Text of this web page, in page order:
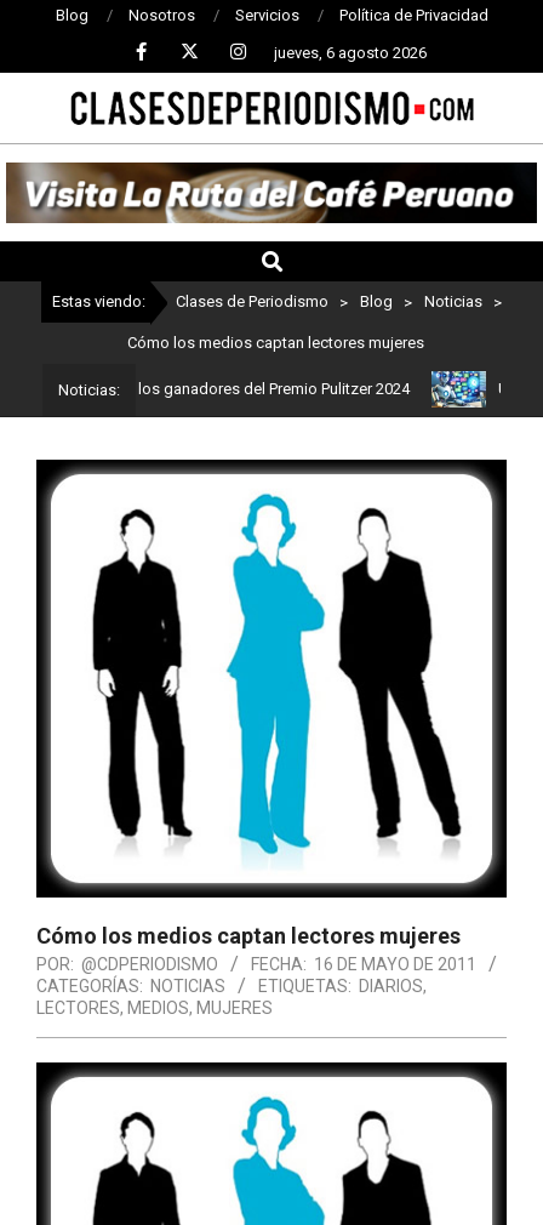
Blog Nosotros Servicios Política de Privacidad
jueves, 6 agosto 2026
CLASES
DE
PERIODISMO
Estas viendo: Clases de Periodismo > Blog > Noticias >
Cómo los medios captan lectores mujeres
Noticias:
Estos son los ganadores del Premio Pulitzer 2024 Usuarios
Cómo los medios captan lectores mujeres
POR: @CDPERIODISMO FECHA: 16 DE MAYO DE 2011
CATEGORÍAS: NOTICIAS ETIQUETAS: DIARIOS,
LECTORES, MEDIOS, MUJERES